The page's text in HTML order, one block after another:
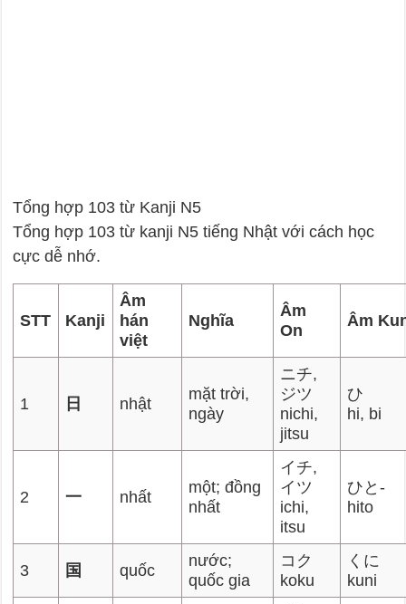
Tổng hợp 103 từ Kanji N5
Tổng hợp 103 từ kanji N5 tiếng Nhật với cách học
cực dễ nhớ.
STT Kanji
Âm
hán
việt
Nghĩa
Âm
On
Âm
1 日 nhật
mặt trời,
ngày
ニチ,
ジツ
nichi,
jitsu
ひ
hi, bi
2 一 nhất
một; đồng
nhất
イチ,
イツ
ichi,
itsu
ひと-
hito
3 国 quốc
nước;
quốc gia
コク
koku
くに
kuni